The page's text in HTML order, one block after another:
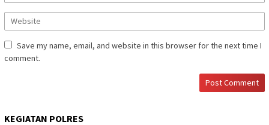
Save my name, email, and website in this browser for the next time I
comment.
KEGIATAN POLRES